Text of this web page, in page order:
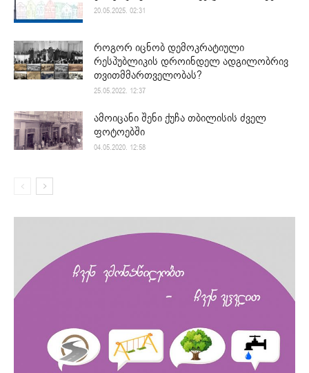
20.05.2025. 02:31
როგორ იცნობ დემოკრატიული
რესპუბლიკის დროინდელ ადგილობრივ
თვითმმართველობას?
25.05.2022. 12:37
ამოიცანი შენი ქუჩა თბილისის ძველ
ფოტოებში
04.05.2020. 12:58